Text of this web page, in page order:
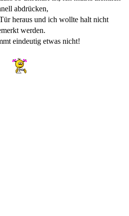
abdrücken,
heraus und ich wollte halt nicht
werden.
eindeutig etwas nicht!